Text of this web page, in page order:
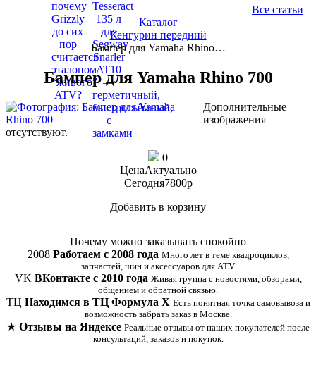
Все статьи
Каталог
Кенгурин передний
Бампер для Yamaha Rhino…
Бампер для Yamaha Rhino 700
Дополнительные
изображения
отсутствуют.
0
ЦенаАктуально
Сегодня7800p
Добавить в корзину
Почему можно заказывать спокойно
2008 Работаем с 2008 года Много лет в теме квадроциклов,
запчастей, шин и аксессуаров для ATV.
VK ВКонтакте с 2010 года Живая группа с новостями, обзорами,
общением и обратной связью.
ТЦ Находимся в ТЦ Формула Х Есть понятная точка самовывоза и
возможность забрать заказ в Москве.
★ Отзывы на Яндексе Реальные отзывы от наших покупателей после
консультаций, заказов и покупок.